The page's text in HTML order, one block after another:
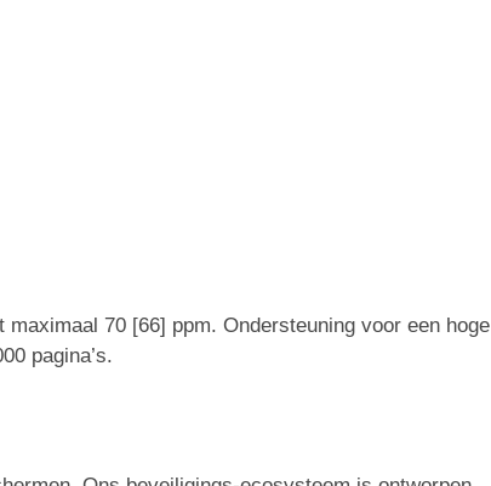
70 [66] ppm. Ondersteuning voor een hoge
pagina’s.